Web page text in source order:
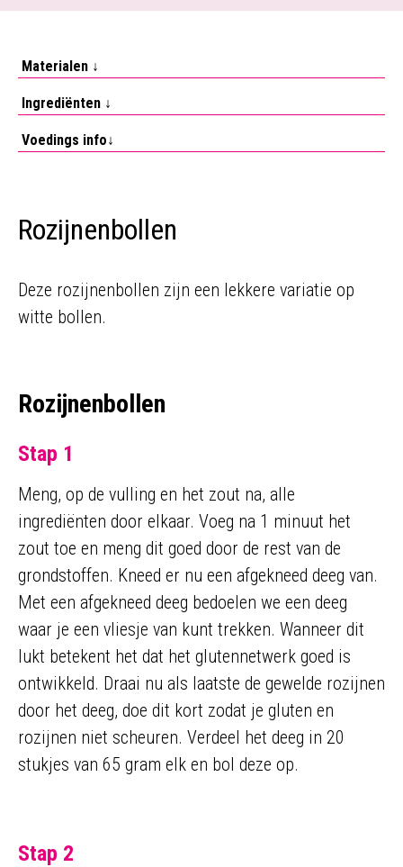
Rozijnenbollen
Deze rozijnenbollen zijn een lekkere variatie op
witte bollen.
Rozijnenbollen
Stap 1
Meng, op de vulling en het zout na, alle
ingrediënten door elkaar. Voeg na 1 minuut het
zout toe en meng dit goed door de rest van de
grondstoffen. Kneed er nu een afgekneed deeg van.
Met een afgekneed deeg bedoelen we een deeg
waar je een vliesje van kunt trekken. Wanneer dit
lukt betekent het dat het glutennetwerk goed is
ontwikkeld. Draai nu als laatste de gewelde rozijnen
door het deeg, doe dit kort zodat je gluten en
rozijnen niet scheuren. Verdeel het deeg in 20
stukjes van 65 gram elk en bol deze op.
Stap 2
Materialen ↓
Ingrediënten ↓
Voedings info↓